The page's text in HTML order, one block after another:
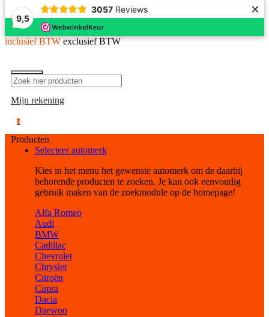
9,5
3057 Reviews ×
inclusief BTW exclusief BTW
Mijn rekening
0
Producten
Selecteer automerk
Kies in het menu het gewenste automerk om de daarbij
behorende producten te zoeken. Je kan ook eenvoudig
gebruik maken van de zoekmodule op de homepage!
Alfa Romeo
Audi
BMW
Cadillac
Chevrolet
Chrysler
Citroën
Cupra
Dacia
Daewoo